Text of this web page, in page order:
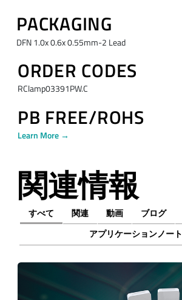
PACKAGING
DFN 1.0x 0.6x 0.55mm-2 Lead
ORDER CODES
RClamp03391PW.C
PB FREE/ROHS
Learn More →
関連情報
すべて 関連 動画 ブログ
アプリケーションノート